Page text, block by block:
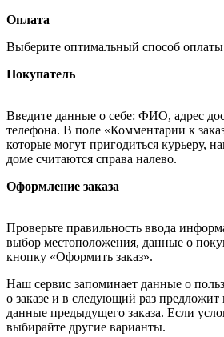
Оплата
Выберите оптимальный способ
Покупатель
Введите данные о себе: ФИО, адрес
телефона. В поле «Комментарии к
которые могут пригодиться курьеру,
доме считаются справа налево.
Оформление заказа
Проверьте правильность ввода
выбор местоположения, данные о
кнопку «Оформить заказ».
Наш сервис запоминает данные о
о заказе и в следующий раз предложит
данные предыдущего заказа. Если
выбирайте другие варианты.